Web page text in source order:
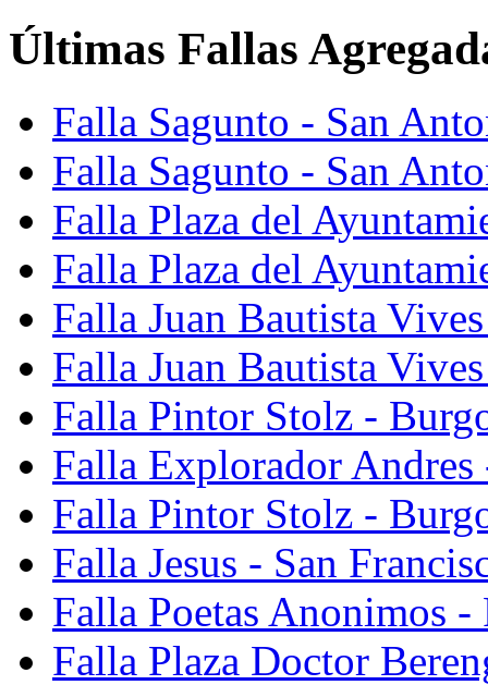
Últimas Fallas
Falla Sagunto - San
Falla Sagunto - San
Falla Plaza del
Falla Plaza del
Falla Juan Bautista
Falla Juan Bautista
Falla Pintor Stolz -
Falla Explorador Andres
Falla Pintor Stolz -
Falla Jesus - San
Falla Poetas Anonimos
Falla Plaza Doctor